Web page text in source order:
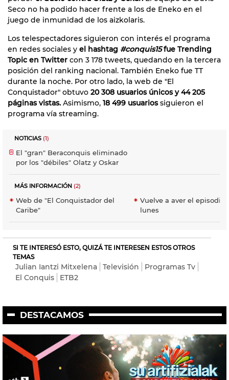
Seco no ha podido hacer frente a los de Eneko en el
juego de inmunidad de los aizkolaris.
Los telespectadores siguieron con interés el programa
en redes sociales y el hashtag #conquis15fue Trending
Topic en Twitter con 3 178 tweets, quedando en la tercera
posición del ranking nacional. También Eneko fue TT
durante la noche. Por otro lado, la web de "El
Conquistador" obtuvo 20 308 usuarios únicos y 44 205
páginas vistas. Asimismo, 18 499 usuariossiguieron el
programa vía streaming.
NOTICIAS (1)
El "gran" Beraconquis eliminado
por los "débiles" Olatz y Oskar
MÁS INFORMACIÓN (2)
Web de "El Conquistador del
Caribe"
Vuelve a aver el episodio
lunes
SI TE INTERESÓ ESTO, QUIZÁ TE INTERESEN ESTOS OTROS
TEMAS
Julian Iantzi Mitxelena Televisión
Programas Tv
El Conquis
ETB2
DESTACAMOS